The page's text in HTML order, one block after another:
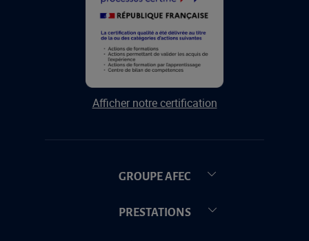
Afficher notre certification
GROUPE AFEC
PRESTATIONS